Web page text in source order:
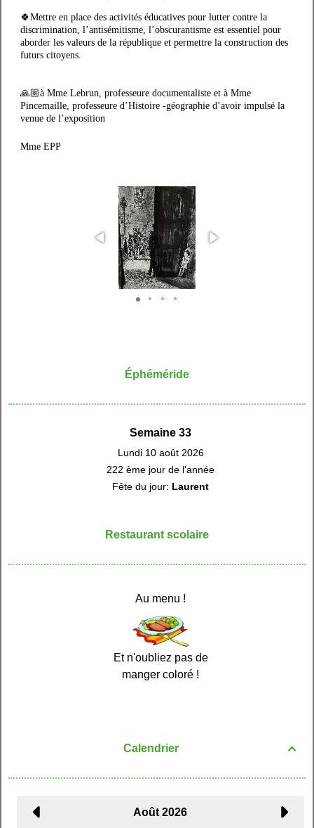
Éphéméride
Semaine 33
Lundi 10 août 2026
222 ème jour de l'année
Fête du jour: Laurent
Restaurant scolaire
Au menu !
Et n'oubliez pas de
manger coloré !

Calendrier
🍀Mettre en place des activités éducatives pour lutter contre la
discrimination, l’antisémitisme, l’obscurantisme est essentiel pour
aborder les valeurs de la république et permettre la construction des
futurs citoyens.
🙏🏼à Mme Lebrun, professeure documentaliste et à Mme
Pincemaille, professeure d’Histoire -géographie d’avoir impulsé la
venue de l’exposition
Mme EPP